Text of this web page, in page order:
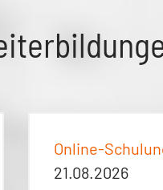
Online-
21.08.2026